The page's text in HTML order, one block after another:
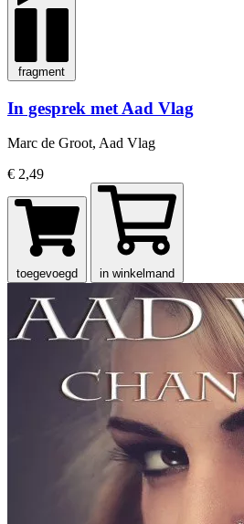
fragment
In gesprek met Aad Vlag
Marc de Groot, Aad Vlag
€ 2,49
toegevoegd in winkelmand